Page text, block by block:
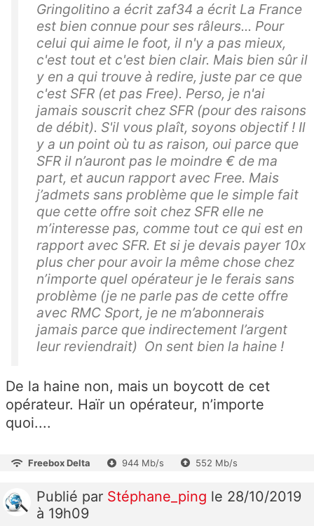
Gringolitino a écrit zaf34 a écrit La France
est bien connue pour ses râleurs... Pour
celui qui aime le foot, il n'y a pas mieux,
c'est tout et c'est bien clair. Mais bien sûr il
y en a qui trouve à redire, juste par ce que
c'est SFR (et pas Free). Perso, je n'ai
jamais souscrit chez SFR (pour des raisons
de débit). S'il vous plaît, soyons objectif ! Il
y a un point où tu as raison, oui parce que
SFR il n’auront pas le moindre € de ma
part, et aucun rapport avec Free. Mais
j’admets sans problème que le simple fait
que cette offre soit chez SFR elle ne
m’interesse pas, comme tout ce qui est en
rapport avec SFR. Et si je devais payer 10x
plus cher pour avoir la même chose chez
n’importe quel opérateur je le ferais sans
problème (je ne parle pas de cette offre
avec RMC Sport, je ne m’abonnerais
jamais parce que indirectement l’argent
leur reviendrait) On sent bien la haine !
De la haine non, mais un boycott de cet
opérateur. Haïr un opérateur, n’importe
quoi....
Freebox Delta 944 Mb/s 552 Mb/s
Publié par Stéphane_ping le 28/10/2019
à 19h09